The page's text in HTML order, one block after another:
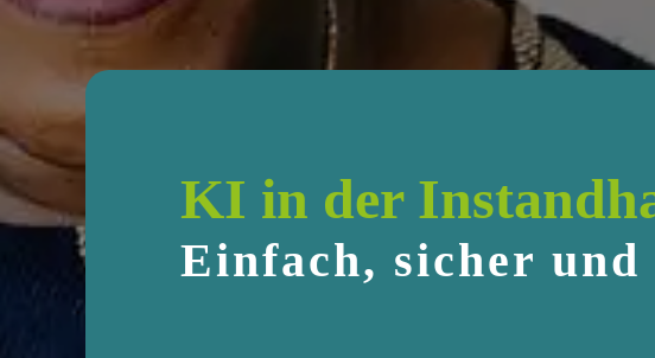
KI in der
Einfach, sicher